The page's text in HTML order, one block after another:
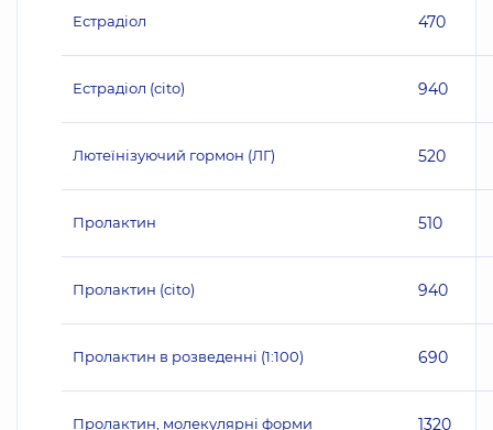
Естрадіол 470
Естрадіол (cito) 940
Лютеїнізуючий гормон (ЛГ) 520
Пролактин 510
Пролактин (cito) 940
Пролактин в розведенні (1:100) 690
Пролактин, молекулярні форми 1320